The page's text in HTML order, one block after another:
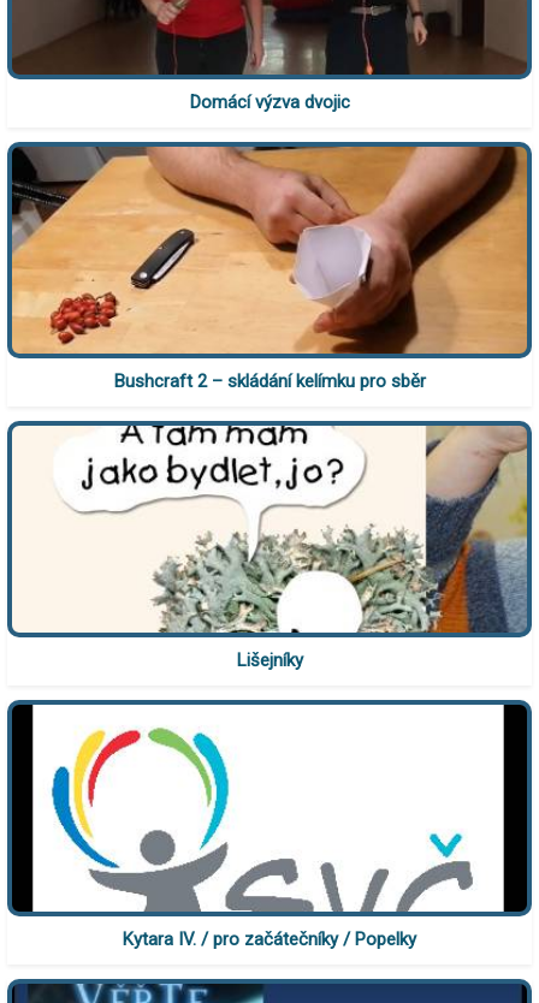
Domácí výzva dvojic
Bushcraft 2 – skládání kelímku pro sběr
Lišejníky
Kytara IV. / pro začátečníky / Popelky